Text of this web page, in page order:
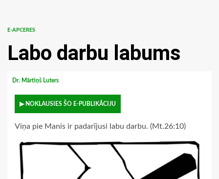
E-APCERES
Labo darbu labums
Dr. Mārtiņš Luters
▶ NOKLAUSIES ŠO E-PUBLIKĀCIJU
Viņa pie Manis ir padarījusi labu darbu. (Mt.26:10)